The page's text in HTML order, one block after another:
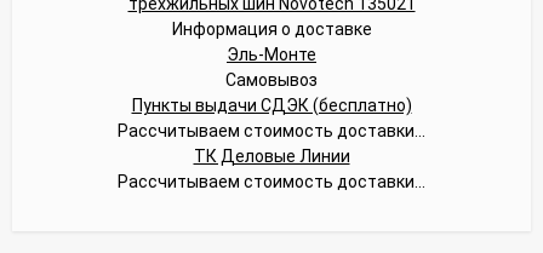
Информация о доставке
Эль-Монте
Самовывоз
Пункты выдачи СДЭК (бесплатно)
Рассчитываем стоимость доставки...
ТК Деловые Линии
Рассчитываем стоимость доставки...